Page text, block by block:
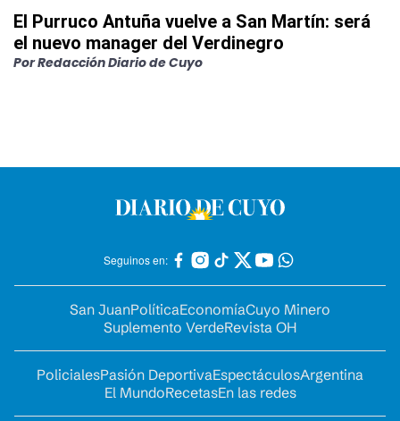
El Purruco Antuña vuelve a San Martín: será
el nuevo manager del Verdinegro
PorRedacción Diario de Cuyo
Seguinos en:
San JuanPolíticaEconomíaCuyo Minero
Suplemento VerdeRevista OH
PolicialesPasión DeportivaEspectáculosArgentina
El MundoRecetasEn las redes